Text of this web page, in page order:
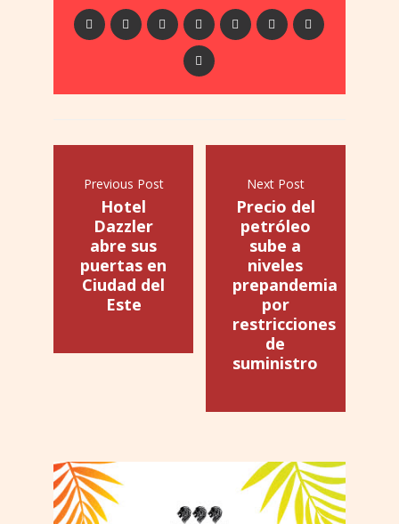
Previous Post
Hotel
Dazzler
abre sus
puertas en
Ciudad del
Este
Next Post
Precio del
petróleo
sube a
niveles
prepandemia
por
restricciones
de
suministro